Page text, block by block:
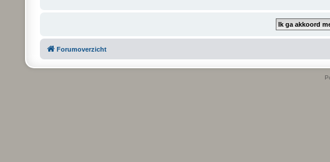
Forumoverzicht